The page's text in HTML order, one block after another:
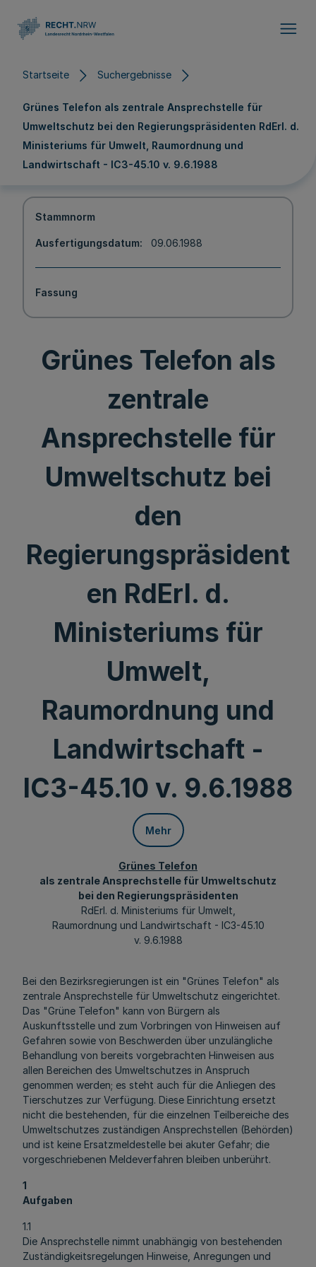
Startseite Suchergebnisse
Grünes Telefon als zentrale Ansprechstelle für
Umweltschutz bei den Regierungspräsidenten RdErl. d.
Ministeriums für Umwelt, Raumordnung und
Landwirtschaft - IC3-45.10 v. 9.6.1988
Stammnorm
Ausfertigungsdatum 09.06.1988
Fassung
Grünes Telefon als
zentrale
Ansprechstelle für
Umweltschutz bei
den
Regierungspräsident
en RdErl. d.
Ministeriums für
Umwelt,
Raumordnung und
Landwirtschaft -
IC3-45.10 v. 9.6.1988
Mehr
Grünes Telefon
als zentrale Ansprechstelle für Umweltschutz
bei den Regierungspräsidenten
RdErl. d. Ministeriums für Umwelt,
Raumordnung und Landwirtschaft - IC3-45.10
v. 9.6.1988
Bei den Bezirksregierungen ist ein "Grünes Telefon" als
zentrale Ansprechstelle für Umweltschutz eingerichtet.
Das "Grüne Telefon" kann von Bürgern als
Auskunftsstelle und zum Vorbringen von Hinweisen auf
Gefahren sowie von Beschwerden über unzulängliche
Behandlung von bereits vorgebrachten Hinweisen aus
allen Bereichen des Umweltschutzes in Anspruch
genommen werden; es steht auch für die Anliegen des
Tierschutzes zur Verfügung. Diese Einrichtung ersetzt
nicht die bestehenden, für die einzelnen Teilbereiche des
Umweltschutzes zuständigen Ansprechstellen (Behörden)
und ist keine Ersatzmeldestelle bei akuter Gefahr; die
vorgeschriebenen Meldeverfahren bleiben unberührt.
1
Aufgaben
1.1
Die Ansprechstelle nimmt unabhängig von bestehenden
Zuständigkeitsregelungen Hinweise, Anregungen und